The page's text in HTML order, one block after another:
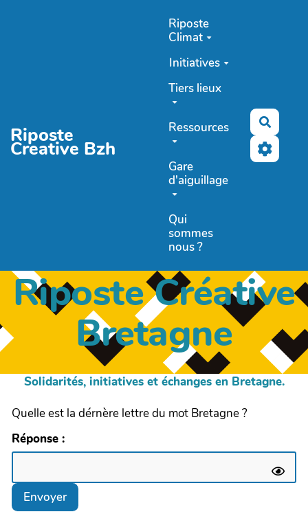
Riposte
Creative Bzh
Riposte
Climat
Initiatives
Tiers lieux
Ressources
Gare
d'aiguillage
Qui
sommes
nous ?
Riposte Créative
Bretagne
Solidarités, initiatives et échanges en Bretagne.
Quelle est la dérnère lettre du mot Bretagne ?
Réponse :
Envoyer